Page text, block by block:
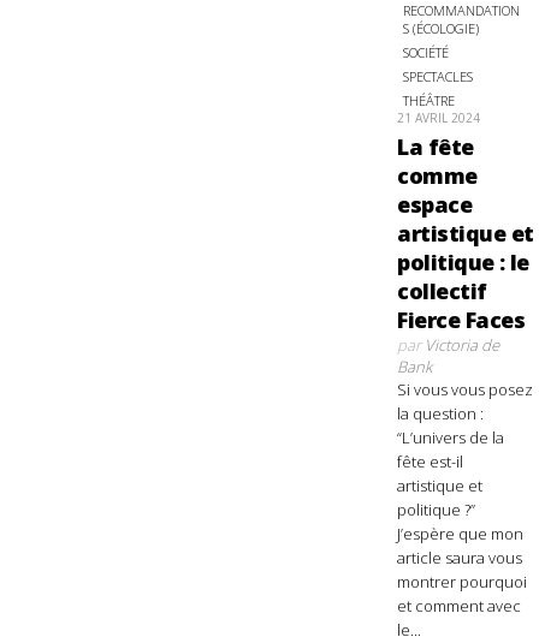
RECOMMANDATION
S (ÉCOLOGIE)
SOCIÉTÉ
SPECTACLES
THÉÂTRE
21 AVRIL 2024
La fête
comme
espace
artistique et
politique : le
collectif
Fierce Faces
parVictoria de
Bank
Si vous vous posez
la question :
“L’univers de la
fête est-il
artistique et
politique ?”
J’espère que mon
article saura vous
montrer pourquoi
et comment avec
le...